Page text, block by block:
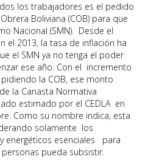
los trabajadores es el pedido
Boliviana (COB) para que
Nacional (SMN). Desde el
el 2013, la tasa de inflación ha
el SMN ya no tenga el poder
ese año. Con el incremento
la COB, ese monto
la Canasta Normativa
estimado por el CEDLA en
Como su nombre indica, esta
solamente los
energéticos esenciales para
pueda subsistir.